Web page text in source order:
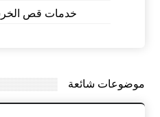
خدمات قص
موضوعات شائعة